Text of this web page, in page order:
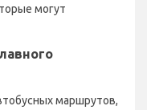
могут
маршрутов,